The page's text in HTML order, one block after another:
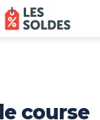
course